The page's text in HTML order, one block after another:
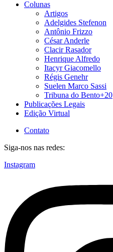
Colunas
Artigos
Adelgides Stefenon
Antônio Frizzo
César Anderle
Clacir Rasador
Henrique Alfredo
Itacyr Giacomello
Régis Genehr
Suelen Marco Sassi
Tribuna do Bento+20
Publicações Legais
Edição Virtual
Contato
Siga-nos nas redes:
Instagram